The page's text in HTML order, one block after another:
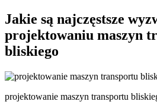
Jakie są najczęstsze
projektowaniu maszyn
bliskiego
projektowanie maszyn transportu